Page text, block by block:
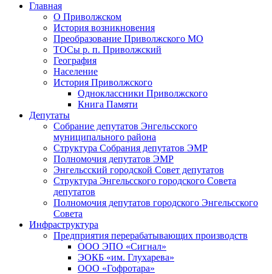
Главная
О Приволжском
История возникновения
Преобразование Приволжского МО
ТОСы р. п. Приволжский
География
Население
История Приволжского
Одноклассники Приволжского
Книга Памяти
Депутаты
Собрание депутатов Энгельсского
муниципального района
Структура Собрания депутатов ЭМР
Полномочия депутатов ЭМР
Энгельсский городской Совет депутатов
Структура Энгельсского городского Совета
депутатов
Полномочия депутатов городского Энгельсского
Совета
Инфраструктура
Предприятия перерабатывающих производств
ООО ЭПО «Сигнал»
ЭОКБ «им. Глухарева»
ООО «Гофротара»